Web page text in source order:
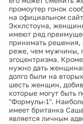
промоутер гонок
на официальном
Экклстоуна,
имеют ряд
принимать решения,
реже, чем мужчины,
эгоцентризма.
нужно дать
долго были на
шесть женщин,
которые могут быть
"Формулы-1".
имеет британка
является личным